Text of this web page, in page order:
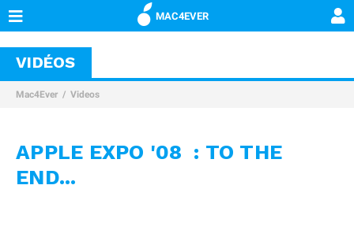
MAC4EVER
VIDÉOS
Mac4Ever Videos
APPLE EXPO '08 : TO THE
END...